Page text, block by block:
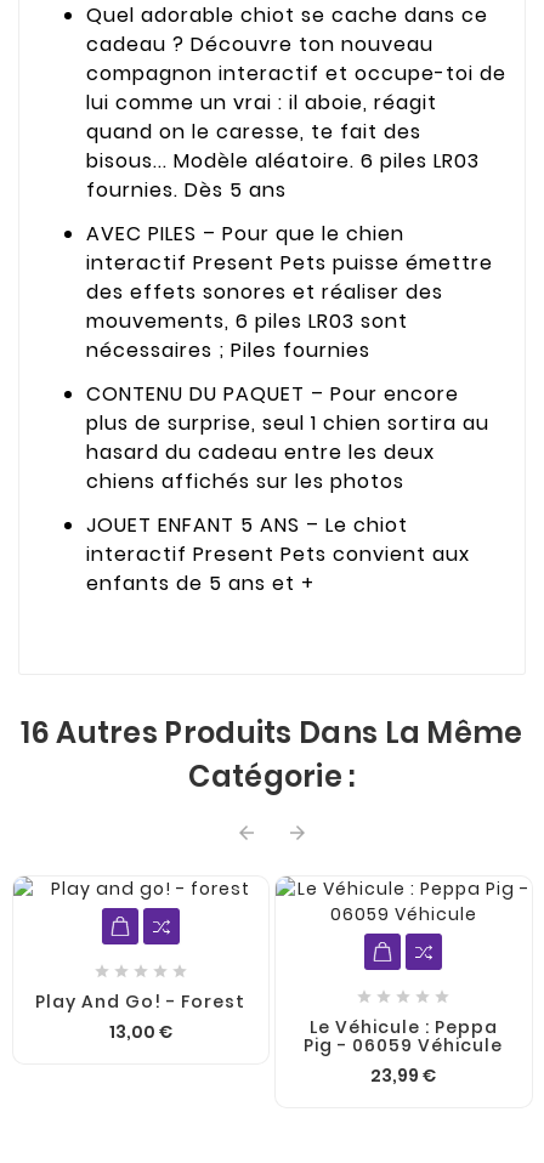
Quel adorable chiot se cache dans ce
cadeau ? Découvre ton nouveau
compagnon interactif et occupe-toi de
lui comme un vrai : il aboie, réagit
quand on le caresse, te fait des
bisous... Modèle aléatoire. 6 piles LR03
fournies. Dès 5 ans
AVEC PILES – Pour que le chien
interactif Present Pets puisse émettre
des effets sonores et réaliser des
mouvements, 6 piles LR03 sont
nécessaires ; Piles fournies
CONTENU DU PAQUET – Pour encore
plus de surprise, seul 1 chien sortira au
hasard du cadeau entre les deux
chiens affichés sur les photos
JOUET ENFANT 5 ANS – Le chiot
interactif Present Pets convient aux
enfants de 5 ans et +
16 Autres Produits Dans La Même
Catégorie :
 
    
Play And Go! - Forest
13,00 €
    
Le Véhicule : Peppa
Pig - 06059 Véhicule
23,99 €